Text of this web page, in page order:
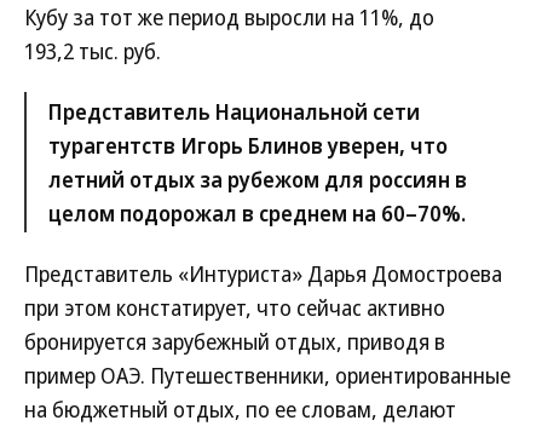
Кубу за тот же период выросли на 11%, до
193,2 тыс. руб.
Представитель Национальной сети
турагентств Игорь Блинов уверен, что
летний отдых за рубежом для россиян в
целом подорожал в среднем на 60–70%.
Представитель «Интуриста» Дарья Домостроева
при этом констатирует, что сейчас активно
бронируется зарубежный отдых, приводя в
пример ОАЭ. Путешественники, ориентированные
на бюджетный отдых, по ее словам, делают